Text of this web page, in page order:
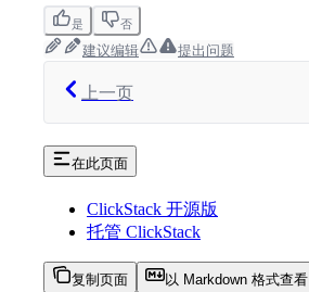
是 否
建议编辑 提出问题
上一页
在此页面
ClickStack 开源版
托管 ClickStack
复制页面 以 Markdown 格式查看